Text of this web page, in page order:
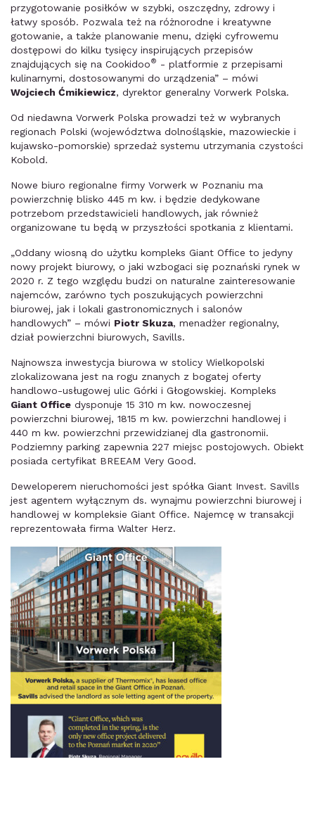
przygotowanie posiłków w szybki, oszczędny, zdrowy i
łatwy sposób. Pozwala też na różnorodne i kreatywne
gotowanie, a także planowanie menu, dzięki cyfrowemu
dostępowi do kilku tysięcy inspirujących przepisów
znajdujących się na Cookidoo® - platformie z przepisami
kulinarnymi, dostosowanymi do urządzenia” – mówi
Wojciech Ćmikiewicz, dyrektor generalny Vorwerk Polska.
Od niedawna Vorwerk Polska prowadzi też w wybranych
regionach Polski (województwa dolnośląskie, mazowieckie i
kujawsko-pomorskie) sprzedaż systemu utrzymania czystości
Kobold.
Nowe biuro regionalne firmy Vorwerk w Poznaniu ma
powierzchnię blisko 445 m kw. i będzie dedykowane
potrzebom przedstawicieli handlowych, jak również
organizowane tu będą w przyszłości spotkania z klientami.
„Oddany wiosną do użytku kompleks Giant Office to jedyny
nowy projekt biurowy, o jaki wzbogaci się poznański rynek w
2020 r. Z tego względu budzi on naturalne zainteresowanie
najemców, zarówno tych poszukujących powierzchni
biurowej, jak i lokali gastronomicznych i salonów
handlowych” – mówi Piotr Skuza, menadżer regionalny,
dział powierzchni biurowych, Savills.
Najnowsza inwestycja biurowa w stolicy Wielkopolski
zlokalizowana jest na rogu znanych z bogatej oferty
handlowo-usługowej ulic Górki i Głogowskiej. Kompleks
Giant Office dysponuje 15 310 m kw. nowoczesnej
powierzchni biurowej, 1815 m kw. powierzchni handlowej i
440 m kw. powierzchni przewidzianej dla gastronomii.
Podziemny parking zapewnia 227 miejsc postojowych. Obiekt
posiada certyfikat BREEAM Very Good.
Deweloperem nieruchomości jest spółka Giant Invest. Savills
jest agentem wyłącznym ds. wynajmu powierzchni biurowej i
handlowej w kompleksie Giant Office. Najemcę w transakcji
reprezentowała firma Walter Herz.